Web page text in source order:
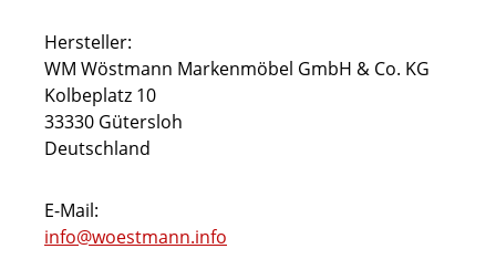
Hersteller:
WM Wöstmann Markenmöbel GmbH & Co. KG
Kolbeplatz 10
33330 Gütersloh
Deutschland
E-Mail:
info@woestmann.info